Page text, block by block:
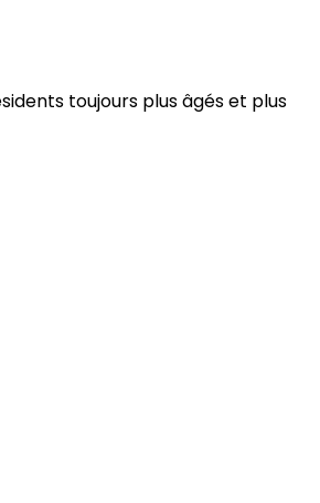
toujours plus âgés et plus